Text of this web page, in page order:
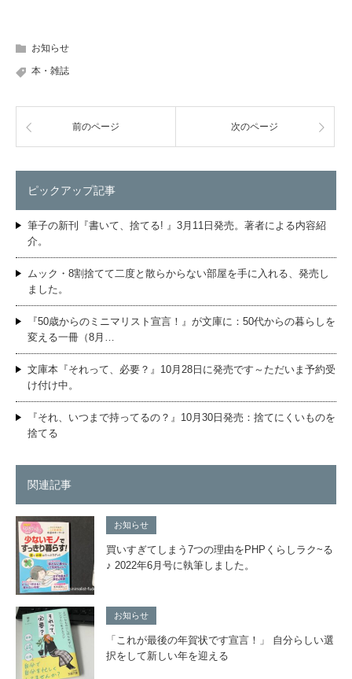
お知らせ
本・雑誌
前のページ 次のページ
ピックアップ記事
筆子の新刊『書いて、捨てる! 』3月11日発売。著者による内容紹
介。
ムック・8割捨てて二度と散らからない部屋を手に入れる、発売し
ました。
『50歳からのミニマリスト宣言！』が文庫に：50代からの暮らしを
変える一冊（8月…
文庫本『それって、必要？』10月28日に発売です～ただいま予約受
け付け中。
『それ、いつまで持ってるの？』10月30日発売：捨てにくいものを
捨てる
関連記事
お知らせ
買いすぎてしまう7つの理由をPHPくらしラク~る
♪ 2022年6月号に執筆しました。
お知らせ
「これが最後の年賀状です宣言！」 自分らしい選
択をして新しい年を迎える